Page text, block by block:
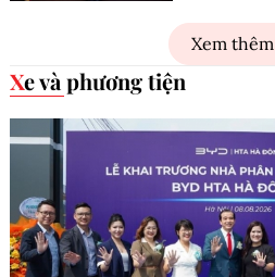
Xem thêm
Xe và phương tiện